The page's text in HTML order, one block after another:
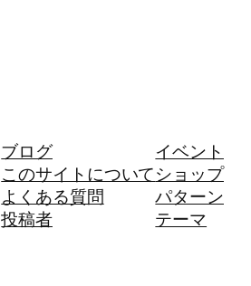
ブログ
このサイトについて
よくある質問
投稿者
イベント
ショップ
パターン
テーマ